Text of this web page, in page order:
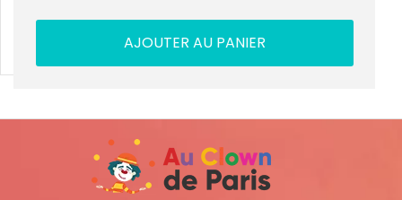
AJOUTER AU PANIER